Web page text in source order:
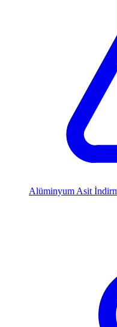
Alüminyum Asit